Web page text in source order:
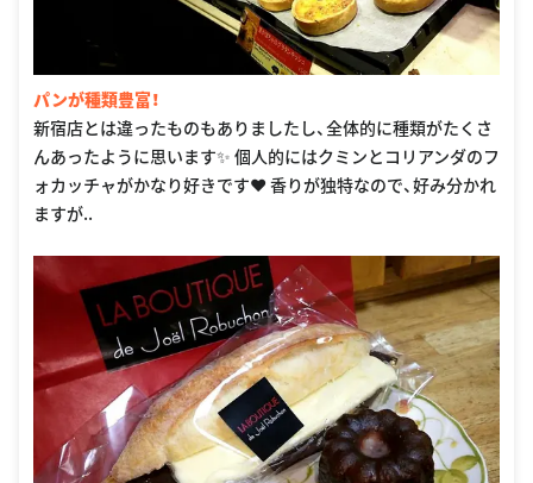
パンが種類豊富！
新宿店とは違ったものもありましたし、全体的に種類がたくさ
んあったように思います✨ 個人的にはクミンとコリアンダのフ
ォカッチャがかなり好きです♥ 香りが独特なので、好み分かれ
ますが..